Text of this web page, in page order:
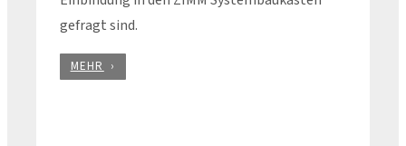
gefragt sind.
MEHR